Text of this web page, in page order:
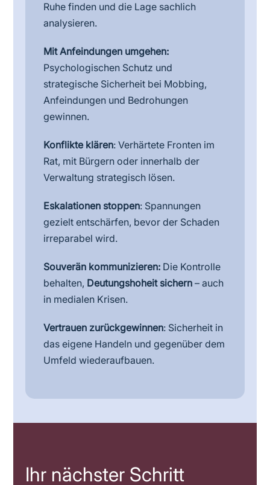
Ruhe finden und die Lage sachlich
analysieren.
Mit Anfeindungen umgehen:
Psychologischen Schutz und
strategische Sicherheit bei Mobbing,
Anfeindungen und Bedrohungen
gewinnen.
Konflikte klären: Verhärtete Fronten im
Rat, mit Bürgern oder innerhalb der
Verwaltung strategisch lösen.
Eskalationen stoppen: Spannungen
gezielt entschärfen, bevor der Schaden
irreparabel wird.
Souverän kommunizieren: Die Kontrolle
behalten, Deutungshoheit sichern – auch
in medialen Krisen.
Vertrauen zurückgewinnen: Sicherheit in
das eigene Handeln und gegenüber dem
Umfeld wiederaufbauen.
Ihr nächster Schritt